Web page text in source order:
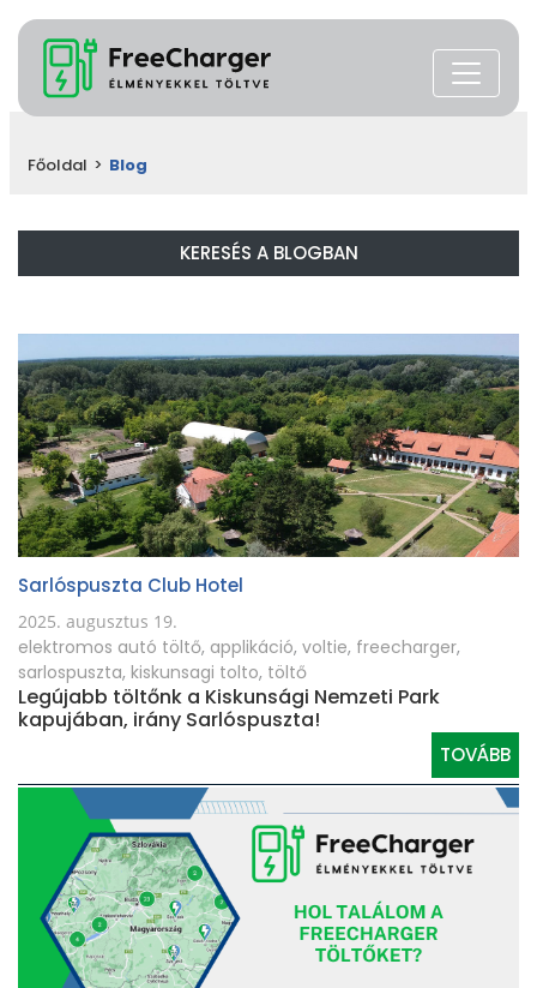
Főoldal > Blog
KERESÉS A BLOGBAN
Sarlóspuszta Club Hotel
2025. augusztus 19.
elektromos autó töltő, applikáció, voltie, freecharger,
sarlospuszta, kiskunsagi tolto, töltő
Legújabb töltőnk a Kiskunsági Nemzeti Park
kapujában, irány Sarlóspuszta!
TOVÁBB